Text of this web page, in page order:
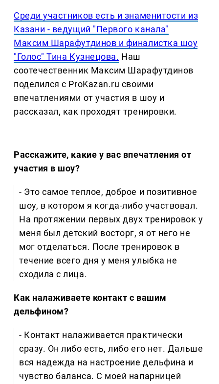
Среди участников есть и знаменитости из
Казани - ведущий "Первого канала"
Максим Шарафутдинов и финалистка шоу
"Голос" Тина Кузнецова. Наш
соотечественник Максим Шарафутдинов
поделился с ProKazan.ru своими
впечатлениями от участия в шоу и
рассказал, как проходят тренировки.
Расскажите, какие у вас впечатления от
участия в шоу?
- Это самое теплое, доброе и позитивное
шоу, в котором я когда-либо участвовал.
На протяжении первых двух тренировок у
меня был детский восторг, я от него не
мог отделаться. После тренировок в
течение всего дня у меня улыбка не
сходила с лица.
Как налаживаете контакт с вашим
дельфином?
- Контакт налаживается практически
сразу. Он либо есть, либо его нет. Дальше
вся надежда на настроение дельфина и
чувство баланса. С моей напарницей